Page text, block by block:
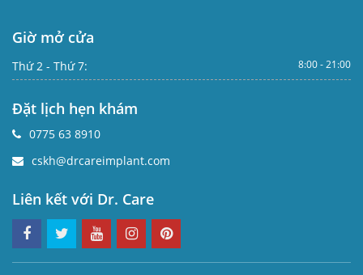
Giờ mở cửa
Thứ 2 - Thứ 7: 8:00 - 21:00
Đặt lịch hẹn khám
0775 63 8910
cskh@drcareimplant.com
Liên kết với Dr. Care